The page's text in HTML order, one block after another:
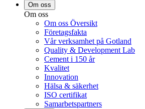
Om oss
Om oss
Om oss Översikt
Företagsfakta
Vår verksamhet på Gotland
Quality & Development Lab
Cement i 150 år
Kvalitet
Innovation
Hälsa & säkerhet
ISO certifikat
Samarbetspartners